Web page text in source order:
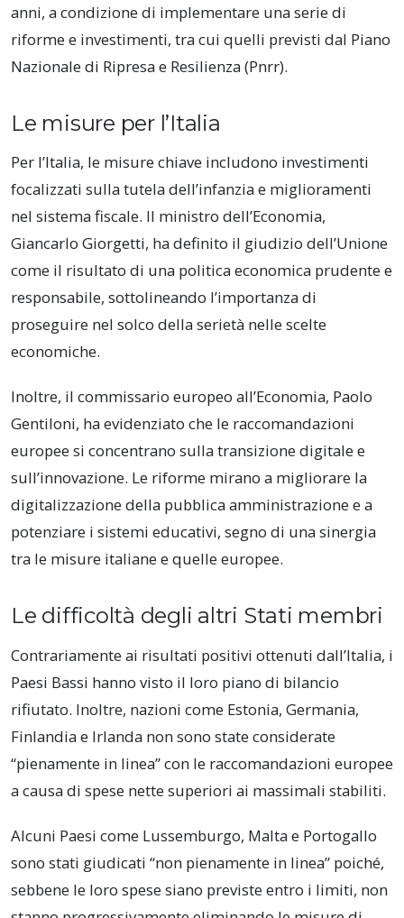
anni, a condizione di implementare una serie di
riforme e investimenti, tra cui quelli previsti dal Piano
Nazionale di Ripresa e Resilienza (Pnrr).
Le misure per l’Italia
Per l’Italia, le misure chiave includono investimenti
focalizzati sulla tutela dell’infanzia e miglioramenti
nel sistema fiscale. Il ministro dell’Economia,
Giancarlo Giorgetti, ha definito il giudizio dell’Unione
come il risultato di una politica economica prudente e
responsabile, sottolineando l’importanza di
proseguire nel solco della serietà nelle scelte
economiche.
Inoltre, il commissario europeo all’Economia, Paolo
Gentiloni, ha evidenziato che le raccomandazioni
europee si concentrano sulla transizione digitale e
sull’innovazione. Le riforme mirano a migliorare la
digitalizzazione della pubblica amministrazione e a
potenziare i sistemi educativi, segno di una sinergia
tra le misure italiane e quelle europee.
Le difficoltà degli altri Stati membri
Contrariamente ai risultati positivi ottenuti dall’Italia, i
Paesi Bassi hanno visto il loro piano di bilancio
rifiutato. Inoltre, nazioni come Estonia, Germania,
Finlandia e Irlanda non sono state considerate
“pienamente in linea” con le raccomandazioni europee
a causa di spese nette superiori ai massimali stabiliti.
Alcuni Paesi come Lussemburgo, Malta e Portogallo
sono stati giudicati “non pienamente in linea” poiché,
sebbene le loro spese siano previste entro i limiti, non